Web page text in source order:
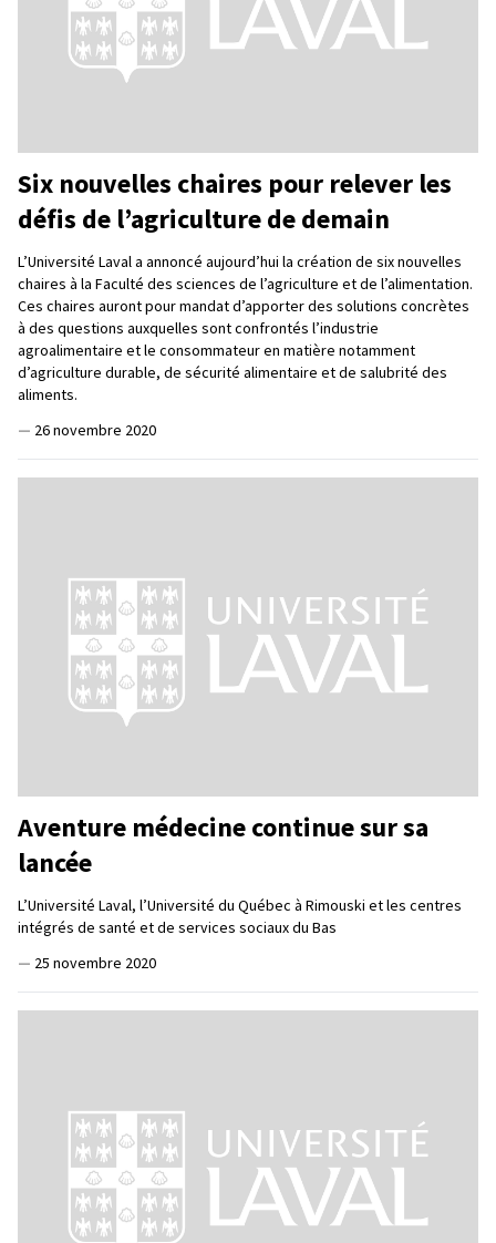
Six nouvelles chaires pour relever les
défis de l’agriculture de demain
L’Université Laval a annoncé aujourd’hui la création de six nouvelles
chaires à la Faculté des sciences de l’agriculture et de l’alimentation.
Ces chaires auront pour mandat d’apporter des solutions concrètes
à des questions auxquelles sont confrontés l’industrie
agroalimentaire et le consommateur en matière notamment
d’agriculture durable, de sécurité alimentaire et de salubrité des
aliments.
— 26 novembre 2020
Aventure médecine continue sur sa
lancée
L’Université Laval, l’Université du Québec à Rimouski et les centres
intégrés de santé et de services sociaux du Bas
— 25 novembre 2020